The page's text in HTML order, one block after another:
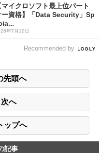
マイクロソフト最上位パート
ー資格】「Data Security」Sp
年7月10日
Recommended by
先頭へ
へ
ップへ
記事